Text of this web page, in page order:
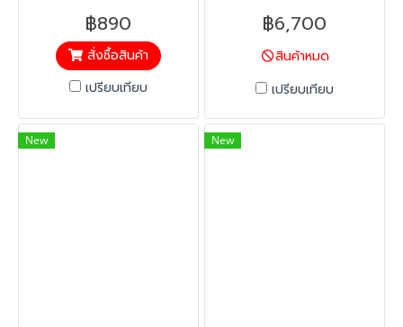
รวมโครงสแตนเลส)
฿890
สั่งซื้อสินค้า
เปรียบเทียบ
ไว้ในรถเข็นคันเดียว เช่น ถังน้ำ
ช่องเก็บอุปกรณ์ ช่องเก็บขยะ
ทำให้การทำงานสะดวกและ
รวดเร็ว
฿6,700
สินค้าหมด
เปรียบเทียบ
New New